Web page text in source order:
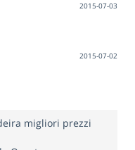
2015-07-03
2015-07-02